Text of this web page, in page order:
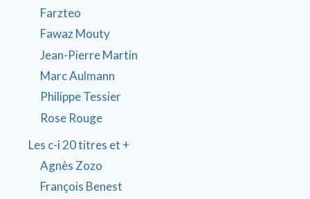
Farzteo
Fawaz Mouty
Jean-Pierre Martin
Marc Aulmann
Philippe Tessier
Rose Rouge
Les c-i 20 titres et +
Agnès Zozo
François Benest